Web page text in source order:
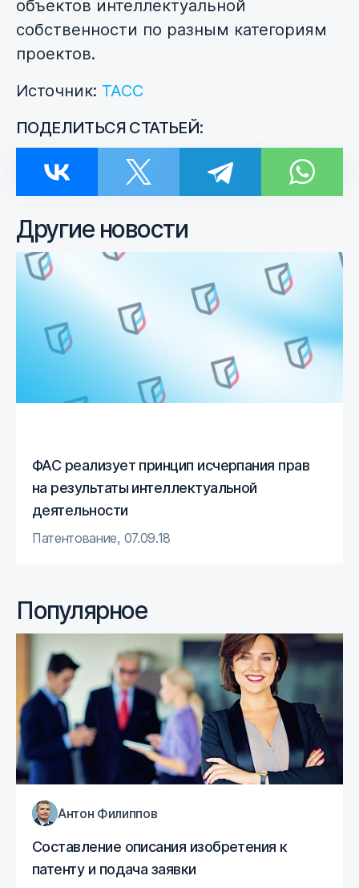
объектов интеллектуальной
собственности по разным категориям
проектов.
Источник: ТАСС
ПОДЕЛИТЬСЯ СТАТЬЕЙ:
Другие новости
ФАС реализует принцип исчерпания прав
на результаты интеллектуальной
деятельности
Патентование, 07.09.18
Популярное
Составление описания изобретения к
патенту и подача заявки
Антон Филиппов